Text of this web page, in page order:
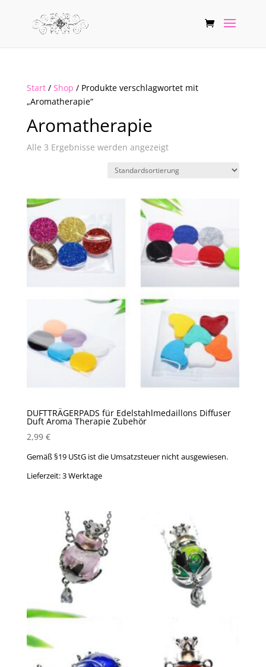
Start/ Shop / Produkte verschlagwortet mit
„Aromatherapie“
Aromatherapie
Alle 3 Ergebnisse werden angezeigt
DUFTTRÄGERPADS für Edelstahlmedaillons Diffuser
Duft Aroma Therapie Zubehör
2,99 €
Gemäß §19 UStG ist die Umsatzsteuer nicht ausgewiesen.
Lieferzeit:3 Werktage